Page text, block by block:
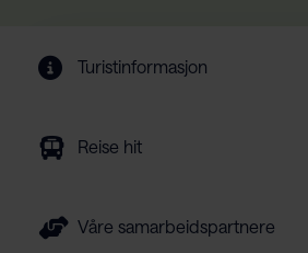
Turistinformasjon
Reise hit
Våre samarbeidspartnere